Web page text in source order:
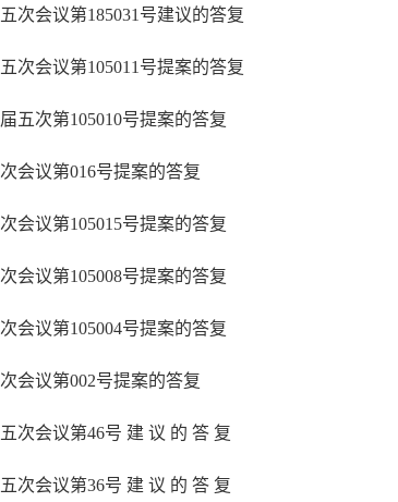
次会议第185031号建议的答复
次会议第105011号提案的答复
五次第105010号提案的答复
会议第016号提案的答复
会议第105015号提案的答复
会议第105008号提案的答复
会议第105004号提案的答复
会议第002号提案的答复
次会议第46号 建 议 的 答 复
次会议第36号 建 议 的 答 复